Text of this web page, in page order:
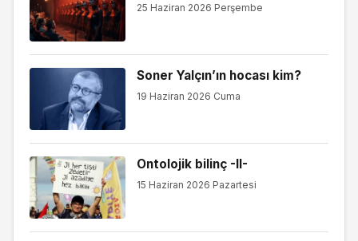
25 Haziran 2026 Perşembe
Soner Yalçın’ın hocası kim?
19 Haziran 2026 Cuma
Ontolojik bilinç -II-
15 Haziran 2026 Pazartesi